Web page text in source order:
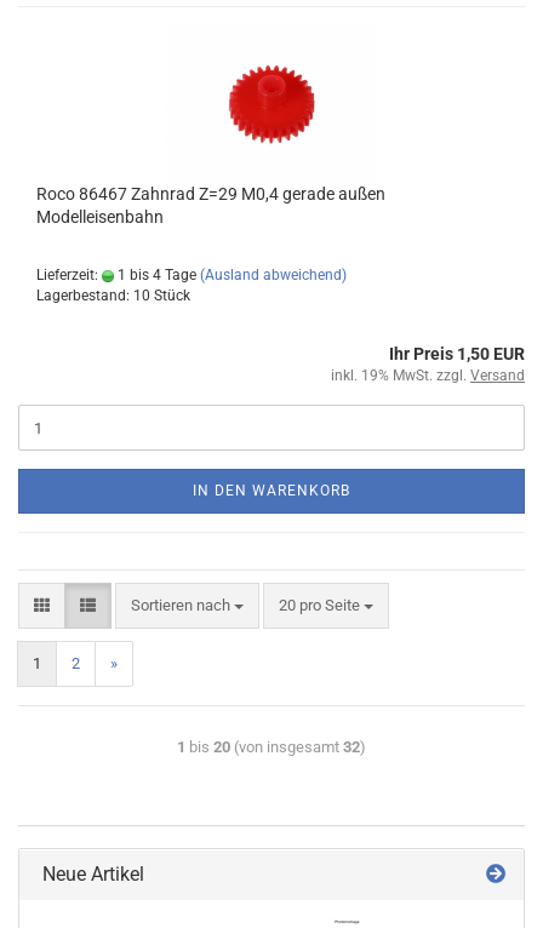
Roco 86467 Zahnrad Z=29 M0,4 gerade außen
Modelleisenbahn
Lieferzeit: 1 bis 4 Tage (Ausland abweichend)
Lagerbestand: 10 Stück
Ihr Preis 1,50 EUR
inkl. 19% MwSt. zzgl. Versand
IN DEN WARENKORB
Sortieren nach 20 pro Seite
1 2 »
1 bis 20 (von insgesamt 32)
Neue Artikel